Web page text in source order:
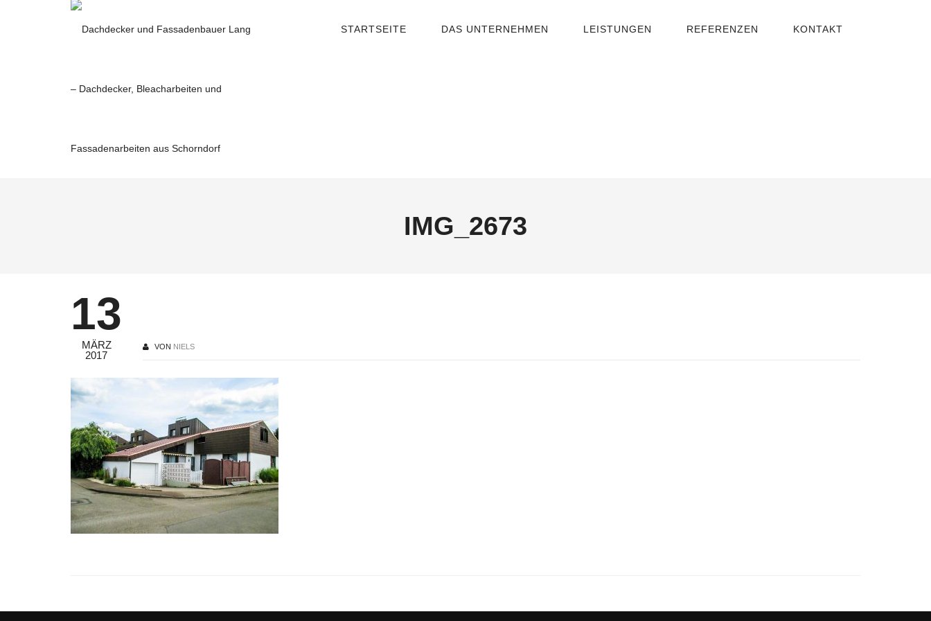
STARTSEITE DAS UNTERNEHMEN LEISTUNGEN REFERENZEN KONTAKT
IMG_2673
13
MÄRZ
2017
VON NIELS